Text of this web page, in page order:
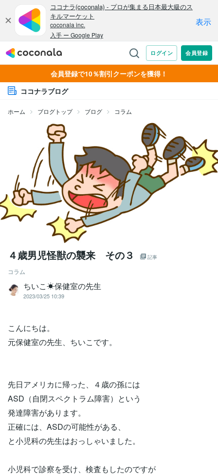
会員登録で10％割引クーポンを獲得！
ココナラブログ
ホーム ブログトップ ブログ コラム
４歳男児怪獣の襲来 その３ 記事
コラム
ちいこ☀保健室の先生
2023/03/25 10:39
こんにちは。
元保健室の先生、ちいこです。
先日アメリカに帰った、４歳の孫には
ASD（自閉スペクトラム障害）という
発達障害があります。
正確には、ASDの可能性がある、
と小児科の先生はおっしゃいました。
小児科で診察を受け、検査もしたのですが